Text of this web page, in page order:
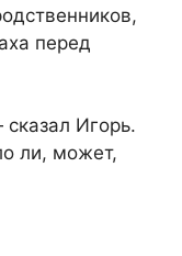
перед
Игорь.
ли, может,